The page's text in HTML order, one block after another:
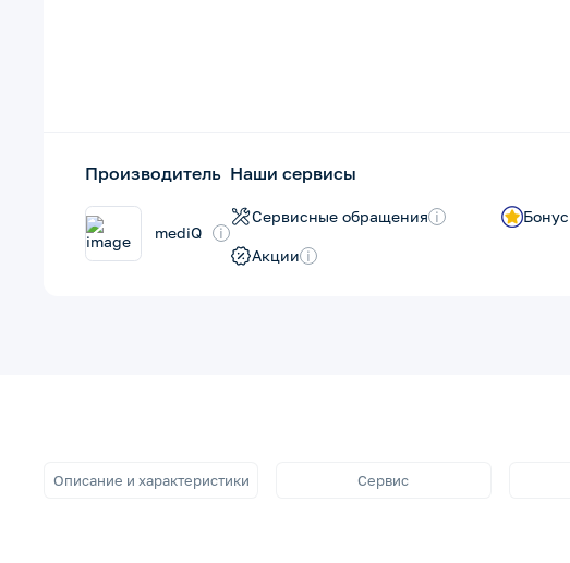
Производитель
mediQ i
Наши сервисы
Сервисные обращения i
Акции i
Описание и характеристики Сервис